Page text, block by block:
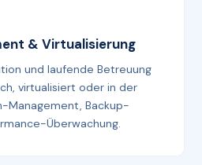
& Virtualisierung
und laufende Betreuung
virtualisiert oder in der
Management, Backup-
Überwachung.